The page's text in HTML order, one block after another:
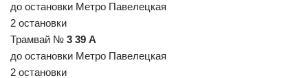
до остановки Метро Павелецкая
2 остановки
Трамвай № 3 39 А
до остановки Метро Павелецкая
2 остановки